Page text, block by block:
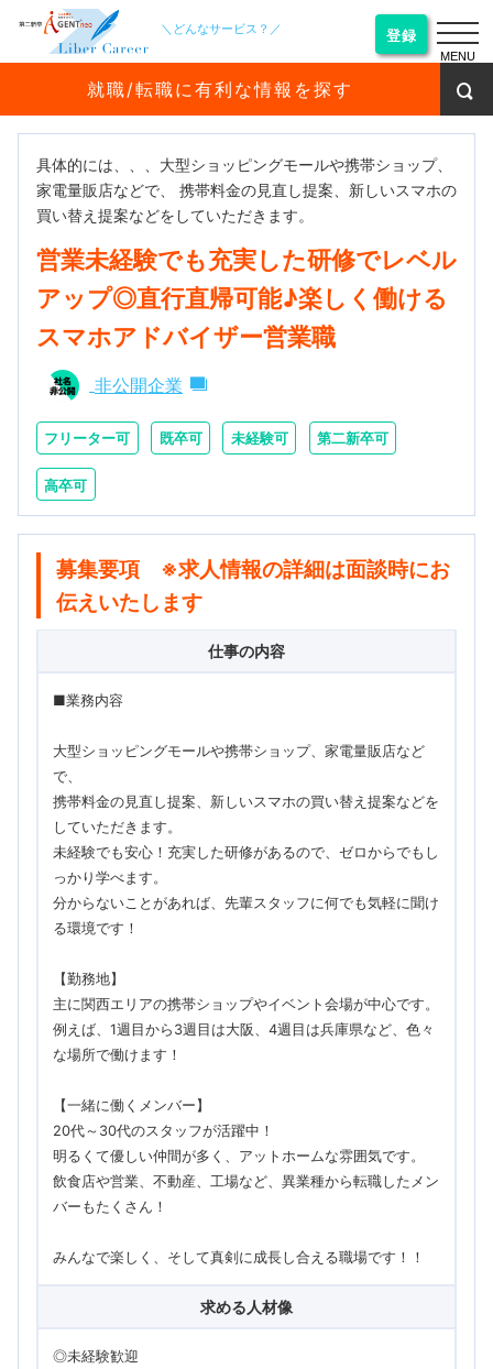
＼どんなサービス？／ 登録
就職/転職に有利な情報を探す
具体的には、、、大型ショッピングモールや携帯ショップ、
家電量販店などで、 携帯料金の見直し提案、新しいスマホの
買い替え提案などをしていただきます。
営業未経験でも充実した研修でレベル
アップ◎直行直帰可能♪楽しく働ける
スマホアドバイザー営業職
非公開企業
フリーター可 既卒可 未経験可 第二新卒可
高卒可
募集要項 ※求人情報の詳細は面談時にお
伝えいたします
仕事の内容
■業務内容
大型ショッピングモールや携帯ショップ、家電量販店など
で、
携帯料金の見直し提案、新しいスマホの買い替え提案などを
していただきます。
未経験でも安心！充実した研修があるので、ゼロからでもし
っかり学べます。
分からないことがあれば、先輩スタッフに何でも気軽に聞け
る環境です！
【勤務地】
主に関西エリアの携帯ショップやイベント会場が中心です。
例えば、1週目から3週目は大阪、4週目は兵庫県など、色々
な場所で働けます！
【一緒に働くメンバー】
20代～30代のスタッフが活躍中！
明るくて優しい仲間が多く、アットホームな雰囲気です。
飲食店や営業、不動産、工場など、異業種から転職したメン
バーもたくさん！
みんなで楽しく、そして真剣に成長し合える職場です！！
求める人材像
◎未経験歓迎
MENU